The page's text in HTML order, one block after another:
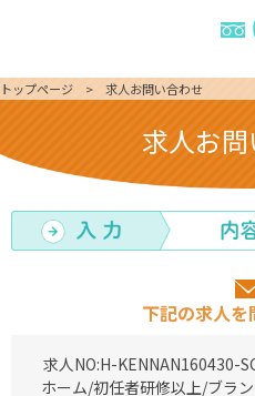
トップページ 求人お問い合わせ
求人お
下記の求人を
求人NO:H-KENNAN160430-
ホーム/初任者研修以上/ブラ